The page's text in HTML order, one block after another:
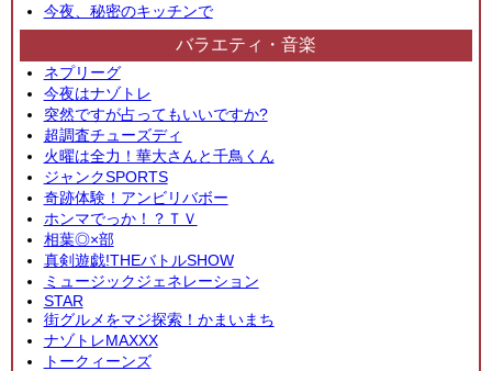
今夜、秘密のキッチンで
バラエティ・音楽
ネプリーグ
今夜はナゾトレ
突然ですが占ってもいいですか?
超調査チューズディ
火曜は全力！華大さんと千鳥くん
ジャンクSPORTS
奇跡体験！アンビリバボー
ホンマでっか！？ＴＶ
相葉◎×部
真剣遊戯!THEバトルSHOW
ミュージックジェネレーション
STAR
街グルメをマジ探索！かまいまち
ナゾトレMAXXX
トークィーンズ